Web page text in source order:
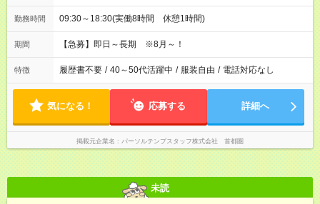
勤務時間 09:30～18:30(実働8時間 休憩1時間)
期間 【急募】即日～長期 ※8月～！
特徴 履歴書不要 / 40～50代活躍中 / 服装自由 / 電話対応なし
気になる！ 応募する 詳細へ
掲載元企業名 パーソルテンプスタッフ株式会社 首都圏
未読